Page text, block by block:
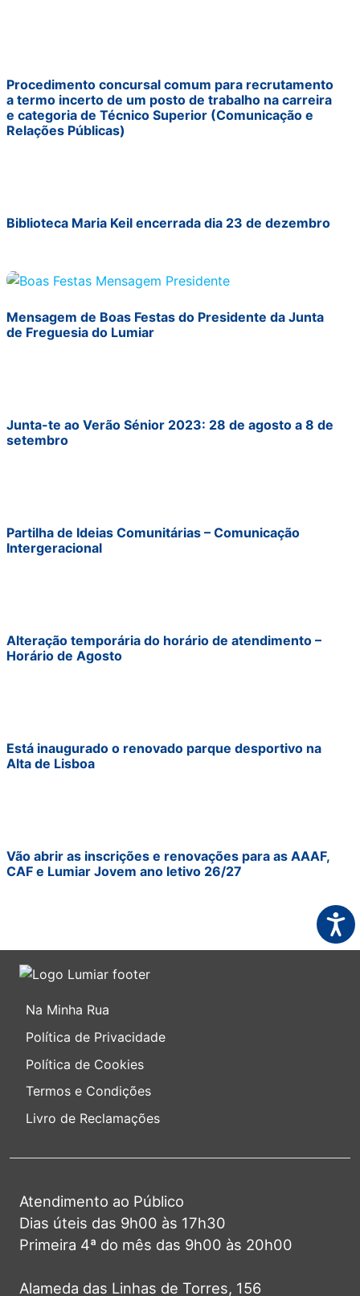
Procedimento concursal comum para recrutamento
a termo incerto de um posto de trabalho na carreira
e categoria de Técnico Superior (Comunicação e
Relações Públicas)
Biblioteca Maria Keil encerrada dia 23 de dezembro
Mensagem de Boas Festas do Presidente da Junta
de Freguesia do Lumiar
Junta-te ao Verão Sénior 2023: 28 de agosto a 8 de
setembro
Partilha de Ideias Comunitárias – Comunicação
Intergeracional
Alteração temporária do horário de atendimento –
Horário de Agosto
Está inaugurado o renovado parque desportivo na
Alta de Lisboa
Vão abrir as inscrições e renovações para as AAAF,
CAF e Lumiar Jovem ano letivo 26/27
Na Minha Rua
Política de Privacidade
Política de Cookies
Termos e Condições
Livro de Reclamações
Atendimento ao Público
Dias úteis das 9h00 às 17h30
Primeira 4ª do mês das 9h00 às 20h00
Alameda das Linhas de Torres, 156